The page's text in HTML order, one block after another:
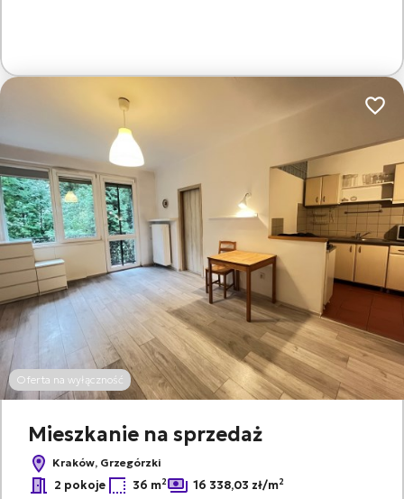
Oferta na wyłączność
Mieszkanie na sprzedaż
Kraków, Grzegórzki
2 pokoje 36 m2 16 338,03 zł/m2